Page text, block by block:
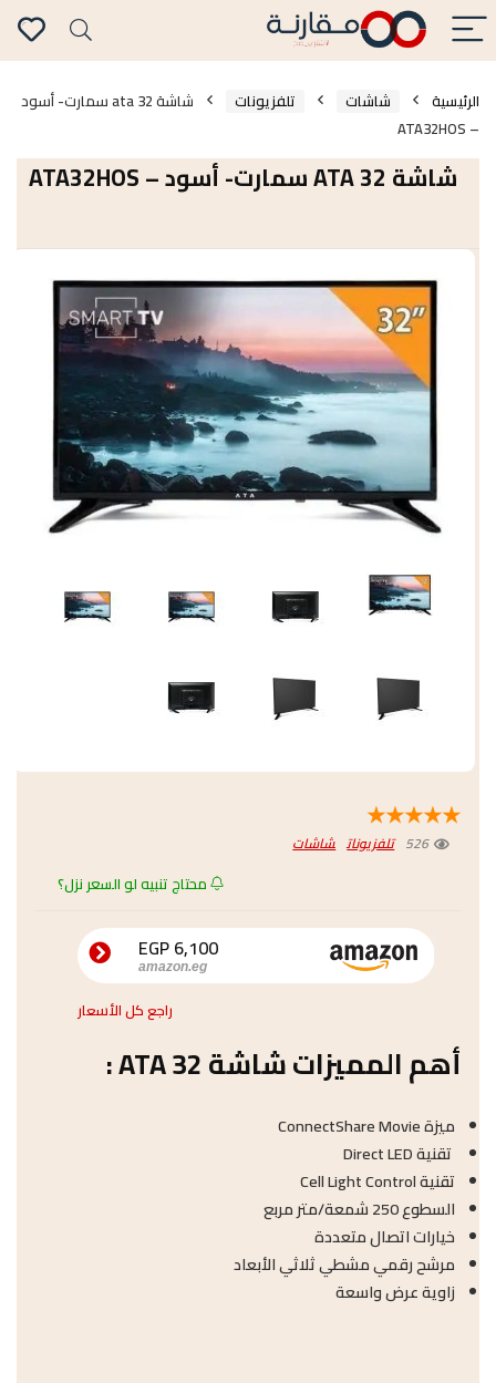
الرئيسية شاشات تلفزيونات
شاشة 32 ata سمارت- أسود
– ATA32HOS
شاشة 32 ATA سمارت- أسود – ATA32HOS
★
★
★
★
★
526 تلفزيونات شاشات
محتاج تنبيه لو السعر نزل؟
6,100 EGP
amazon.eg
راجع كل الأسعار
أهم المميزات شاشة 32 ATA :
ميزة ConnectShare Movie
تقنية Direct LED
تقنية Cell Light Control
السطوع 250 شمعة/متر مربع
خيارات اتصال متعددة
مرشح رقمي مشطي ثلاثي الأبعاد
زاوية عرض واسعة